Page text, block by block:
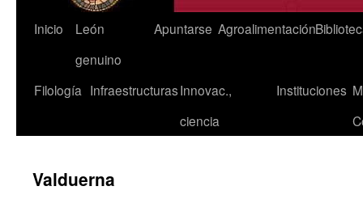
Saltar
contenido
Inicio
León
genuino
Apuntarse Agroalimentación
Filología InfraestructurasInnovac.,
ciencia
Instituciones
Valduerna